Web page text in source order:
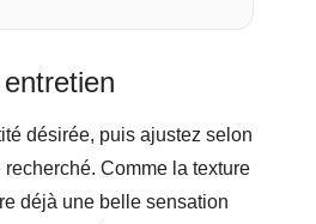
désirée, puis ajustez selon
recherché. Comme la texture
déjà une belle sensation